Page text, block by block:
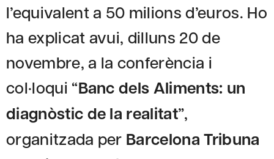
l’equivalent a 50 milions d’euros. Ho
ha explicat avui, dilluns 20 de
novembre, a la conferència i
col·loqui “Banc dels Aliments: un
diagnòstic de la realitat”,
organitzada per Barcelona Tribuna